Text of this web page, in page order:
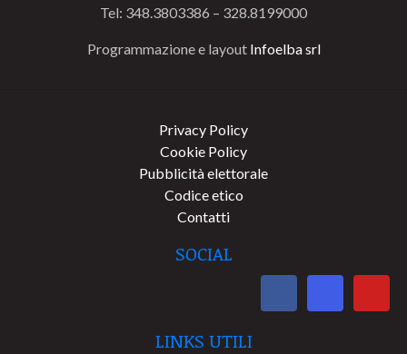
Tel: 348.3803386 – 328.8199000
Programmazione e layout Infoelba srl
Privacy Policy
Cookie Policy
Pubblicità elettorale
Codice etico
Contatti
SOCIAL
LINKS UTILI